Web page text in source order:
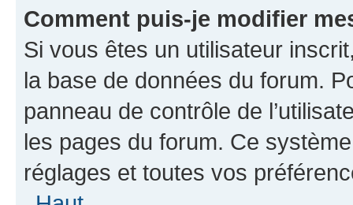
Comment puis-je modifier
Si vous êtes un utilisateur
la base de données du forum.
panneau de contrôle de
les pages du forum. Ce
réglages et toutes vos